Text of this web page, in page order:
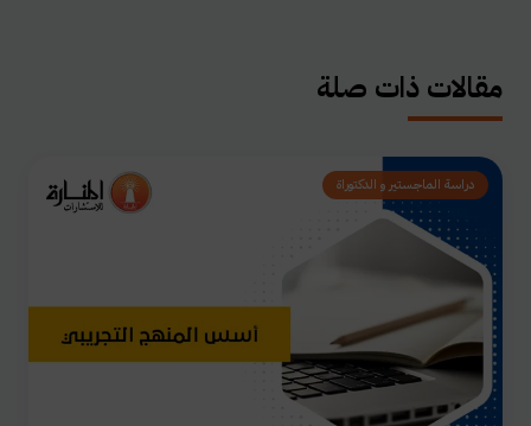
مقالات ذات صلة
دراسة الماجستير و الدكتوراة